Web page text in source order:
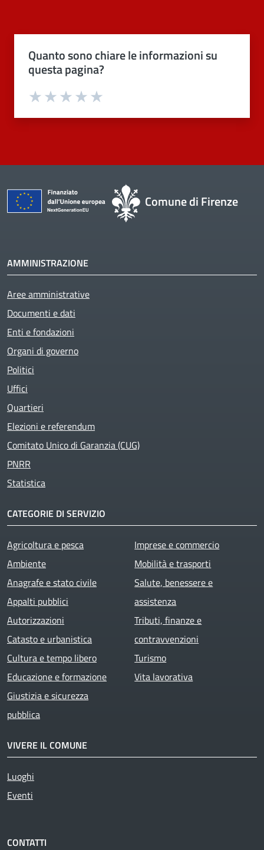
Quanto sono chiare le informazioni su
questa pagina?
Valuta 4 stelle su 5
Valuta 3 stelle su 5
Valuta 2 stelle su 5
Valuta 1 stelle su 5
Comune di Firenze
AMMINISTRAZIONE
Aree amministrative
Documenti e dati
Enti e fondazioni
Organi di governo
Politici
Uffici
Quartieri
Elezioni e referendum
Comitato Unico di Garanzia (CUG)
PNRR
Statistica
CATEGORIE DI SERVIZIO
Agricoltura e pesca
Ambiente
Anagrafe e stato civile
Appalti pubblici
Autorizzazioni
Catasto e urbanistica
Cultura e tempo libero
Educazione e formazione
Giustizia e sicurezza
pubblica
Imprese e commercio
Mobilità e trasporti
Salute, benessere e
assistenza
Tributi, finanze e
contravvenzioni
Turismo
Vita lavorativa
VIVERE IL COMUNE
Luoghi
Eventi
CONTATTI